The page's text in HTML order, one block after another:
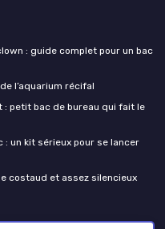
: guide complet pour un bac
l’aquarium récifal
petit bac de bureau qui fait le
: un kit sérieux pour se lancer
costaud et assez silencieux